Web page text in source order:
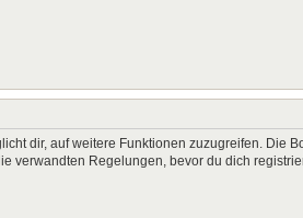
dir, auf weitere Funktionen zuzugreifen. Die
verwandten Regelungen, bevor du dich